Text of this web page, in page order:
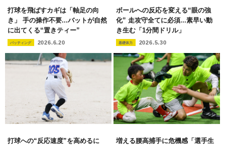
打球を飛ばすカギは「軸足の向
き」 手の操作不要...バットが自然
に出てくる“置きティー”
バッティング 2026.6.20
ボールへの反応を変える“眼の強
化” 走攻守全てに必須...素早い動
き生む「1分間ドリル」
基礎体力 2026.5.30
打球への“反応速度”を高めるに
増える腰高捕手に危機感「選手生